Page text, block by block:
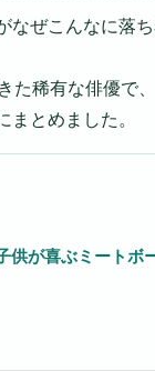
ぜこんなに落
稀有な俳優で
とめました。
が喜ぶミートボ